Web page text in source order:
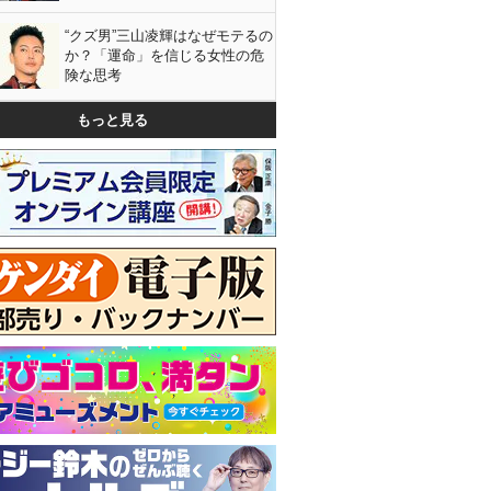
“クズ男”三山凌輝はなぜモテるの
か？「運命」を信じる女性の危
険な思考
もっと見る